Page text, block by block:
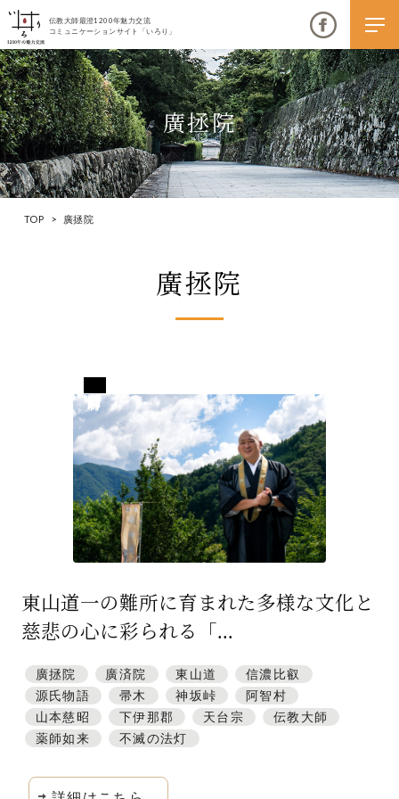
伝教大師最澄1200年魅力交流
コミュニケーションサイト「いろり」
伝教大師最澄1200年魅力交流
いろりとは
大学コラボプロジェクト
いろり端
特集「一隅を照らす」
探訪「1200年の魅力交流」
日本文化を探る
プレスアーカイブ
サイトポリシー
廣拯院
TOP > 廣拯院
廣拯院
東山道一の難所に育まれた多様な文化と
慈悲の心に彩られる「...
廣拯院 廣済院 東山道
信濃比叡
源氏物語
帚木 神坂峠
阿智村
山本慈昭
下伊那郡 天台宗
伝教大師
薬師如来
不滅の法灯